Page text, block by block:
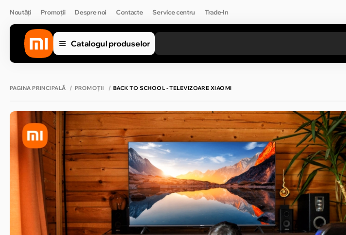
Noutăți Promoții Despre noi Contacte Service centru Trade-In
Catalogul produselor
PAGINA PRINCIPALĂ PROMOȚII BACK TO SCHOOL - TELEVIZOARE XIAOMI